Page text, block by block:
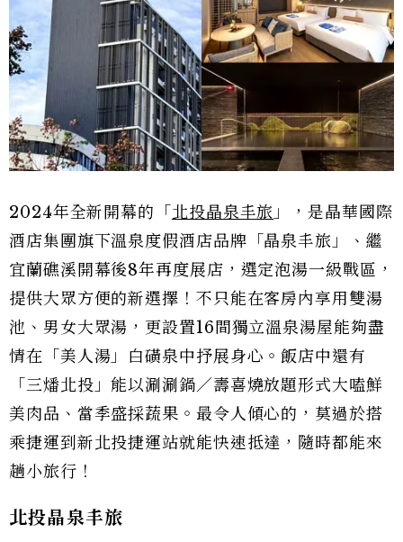
2024年全新開幕的「 北投晶泉丰旅 」，是晶華國際
酒店集團旗下溫泉度假酒店品牌「晶泉丰旅」、繼
宜蘭礁溪開幕後8年再度展店，選定泡湯一級戰區，
提供大眾方便的新選擇！不只能在客房內享用雙湯
池、男女大眾湯，更設置16間獨立溫泉湯屋能夠盡
情在「美人湯」白磺泉中抒展身心。飯店中還有
「三燔北投」能以涮涮鍋／壽喜燒放題形式大嗑鮮
美肉品、當季盛採蔬果。最令人傾心的，莫過於搭
乘捷運到新北投捷運站就能快速抵達，隨時都能來
趟小旅行！
北投晶泉丰旅